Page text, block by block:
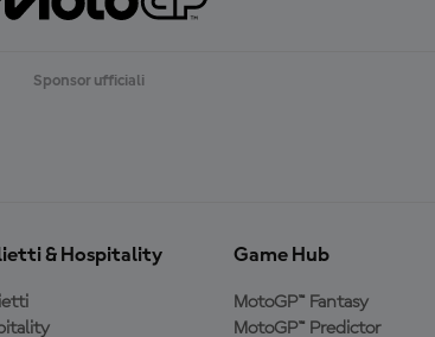
Sponsor ufficiali
& Hospitality Game Hub
MotoGP™ Fantasy
MotoGP™ Predictor